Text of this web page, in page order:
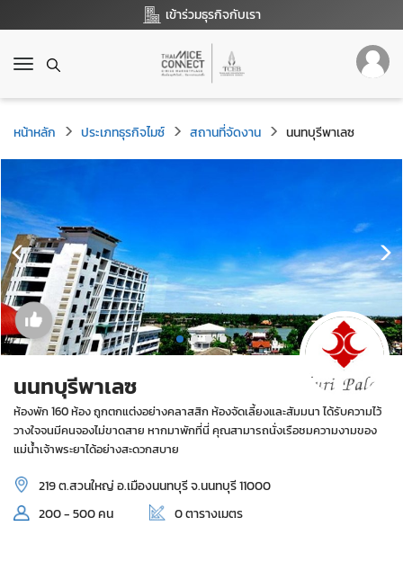
เข้าร่วมธุรกิจกับเรา
T
g
g
l
e
v
i
g
a
t
i
o
n
หน้าหลัก ประเภทธุรกิจไมซ์ สถานที่จัดงาน นนทบุรีพาเลซ
นนทบุรีพาเลซ
ห้องพัก 160 ห้อง ถูกตกแต่งอย่างคลาสสิก ห้องจัดเลี้ยงและสัมมนา ได้รับความไว้
วางใจจนมีคนจองไม่ขาดสาย หากมาพักที่นี่ คุณสามารถนั่งเรือชมความงามของ
แม่น้ำเจ้าพระยาได้อย่างสะดวกสบาย
219 ต.สวนใหญ่ อ.เมืองนนทบุรี จ.นนทบุรี 11000
200 - 500 คน
0 ตารางเมตร